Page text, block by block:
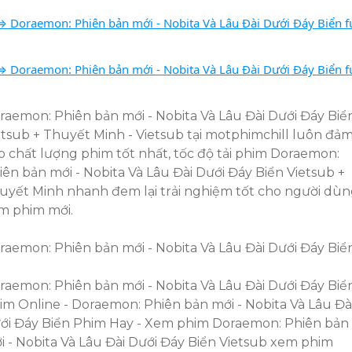
Doraemon: Phiên bản mới - Nobita Và Lâu Đài Dưới Đáy Biển
Doraemon: Phiên bản mới - Nobita Và Lâu Đài Dưới Đáy Biển
Phiên bản mới - Nobita Và Lâu Đài Dưới Đáy
+ Thuyết Minh - Vietsub tại motphimchill luôn
chất lượng phim tốt nhất, tốc độ tải phim Doraemon:
bản mới - Nobita Và Lâu Đài Dưới Đáy Biển Vietsub +
Minh nhanh đem lại trải nghiệm tốt cho người
phim mới.
Phiên bản mới - Nobita Và Lâu Đài Dưới Đáy
Phiên bản mới - Nobita Và Lâu Đài Dưới Đáy
Online - Doraemon: Phiên bản mới - Nobita Và Lâu
Đáy Biển Phim Hay - Xem phim Doraemon: Phiên bản
- Nobita Và Lâu Đài Dưới Đáy Biển Vietsub xem phim